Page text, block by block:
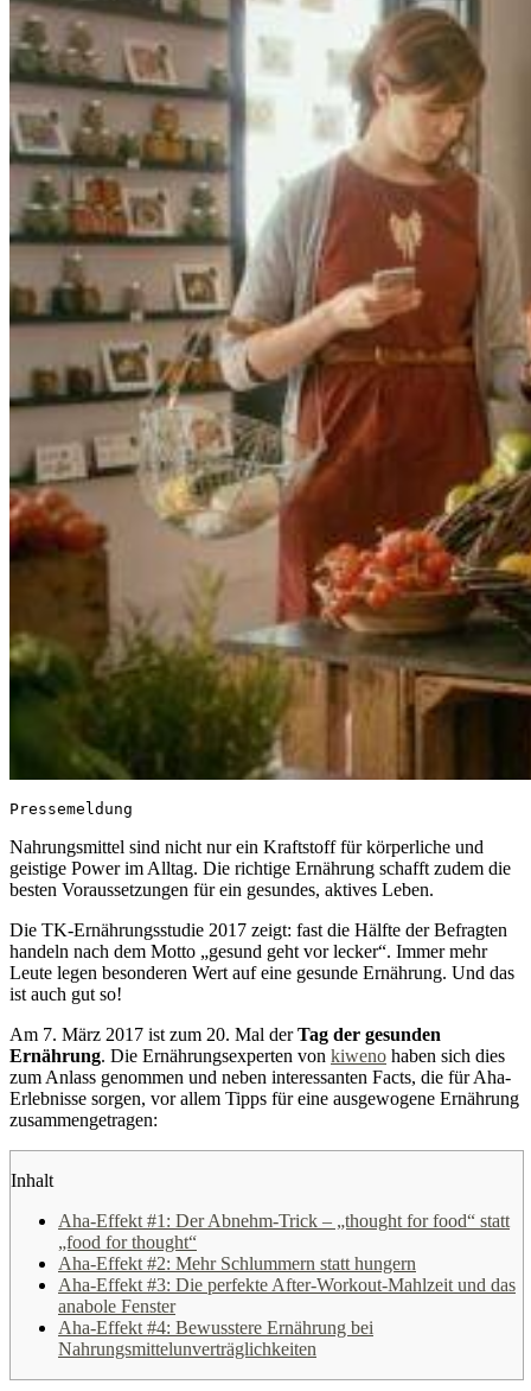
Pressemeldung
Nahrungsmittel sind nicht nur ein Kraftstoff für körperliche und
geistige Power im Alltag. Die richtige Ernährung schafft zudem die
besten Voraussetzungen für ein gesundes, aktives Leben.
Die TK-Ernährungsstudie 2017 zeigt: fast die Hälfte der Befragten
handeln nach dem Motto „gesund geht vor lecker“. Immer mehr
Leute legen besonderen Wert auf eine gesunde Ernährung. Und das
ist auch gut so!
Am 7. März 2017 ist zum 20. Mal derTag der gesunden
Ernährung. Die Ernährungsexperten von kiweno haben sich dies
zum Anlass genommen und neben interessanten Facts, die für Aha-
Erlebnisse sorgen, vor allem Tipps für eine ausgewogene Ernährung
zusammengetragen:
Inhalt
Aha-Effekt #1: Der Abnehm-Trick – „thought for food“ statt
„food for thought“
Aha-Effekt #2: Mehr Schlummern statt hungern
Aha-Effekt #3: Die perfekte After-Workout-Mahlzeit und das
anabole Fenster
Aha-Effekt #4: Bewusstere Ernährung bei
Nahrungsmittelunverträglichkeiten